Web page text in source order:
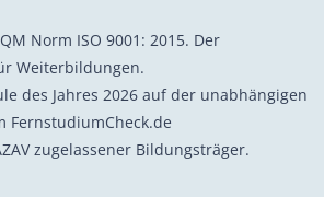
Norm ISO 9001: 2015. Der
Weiterbildungen.
des Jahres 2026 auf der unabhängigen
FernstudiumCheck.de
zugelassener Bildungsträger.